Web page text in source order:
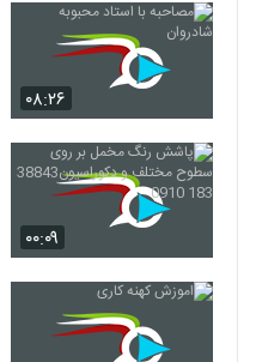
۰۸:۲۶
۰۰:۰۹